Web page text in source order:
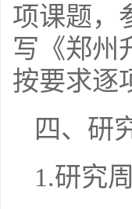
项课题，
写《郑州
按要求逐
四、研
1.研究